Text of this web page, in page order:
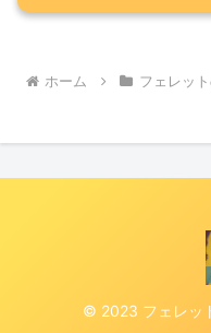
ホーム フェレッ
© 2023 フェレッ